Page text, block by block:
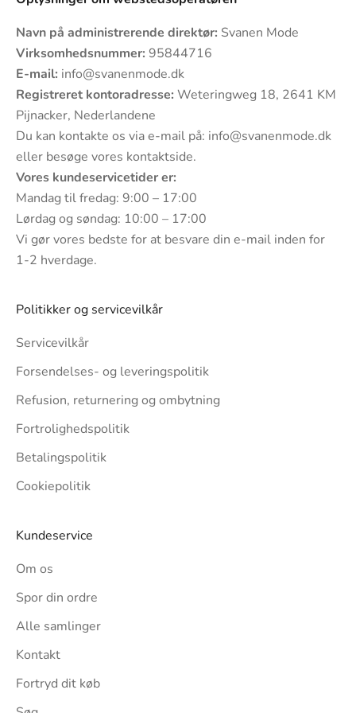
Navn på administrerende direktør: Svanen Mode
Virksomhedsnummer: 95844716
E-mail: info@svanenmode.dk
Registreret kontoradresse: Weteringweg 18, 2641 KM
Pijnacker, Nederlandene
Du kan kontakte os via e-mail på: info@svanenmode.dk
eller besøge vores kontaktside.
Vores kundeservicetider er:
Mandag til fredag: 9:00 – 17:00
Lørdag og søndag: 10:00 – 17:00
Vi gør vores bedste for at besvare din e-mail inden for
1-2 hverdage.
Politikker og servicevilkår
Servicevilkår
Forsendelses- og leveringspolitik
Refusion, returnering og ombytning
Fortrolighedspolitik
Betalingspolitik
Cookiepolitik
Kundeservice
Om os
Spor din ordre
Alle samlinger
Kontakt
Fortryd dit køb